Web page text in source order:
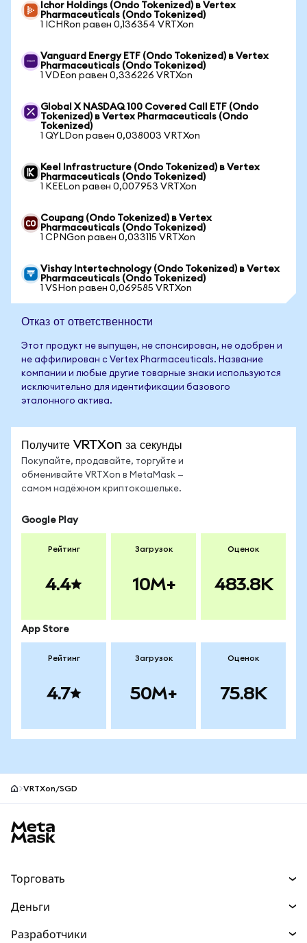
Ichor Holdings (Ondo Tokenized) в Vertex
Pharmaceuticals (Ondo Tokenized)
1 ICHRon равен 0,136354 VRTXon
Vanguard Energy ETF (Ondo Tokenized) в Vertex
Pharmaceuticals (Ondo Tokenized)
1 VDEon равен 0,336226 VRTXon
Global X NASDAQ 100 Covered Call ETF (Ondo
Tokenized) в Vertex Pharmaceuticals (Ondo
Tokenized)
1 QYLDon равен 0,038003 VRTXon
Keel Infrastructure (Ondo Tokenized) в Vertex
Pharmaceuticals (Ondo Tokenized)
1 KEELon равен 0,007953 VRTXon
Coupang (Ondo Tokenized) в Vertex
Pharmaceuticals (Ondo Tokenized)
1 CPNGon равен 0,033115 VRTXon
Vishay Intertechnology (Ondo Tokenized) в Vertex
Pharmaceuticals (Ondo Tokenized)
1 VSHon равен 0,069585 VRTXon
Отказ от ответственности
Этот продукт не выпущен, не спонсирован, не одобрен и
не аффилирован с Vertex Pharmaceuticals. Название
компании и любые другие товарные знаки используются
исключительно для идентификации базового
эталонного актива.
Получите VRTXon за секунды
Покупайте, продавайте, торгуйте и
обменивайте VRTXon в MetaMask —
самом надёжном криптокошельке.
Google Play
Рейтинг
4.4
Загрузок
10M+
Оценок
483.8K
App Store
Рейтинг
4.7
Загрузок
50M+
Оценок
75.8K
VRTXon/SGD
Торговать
Деньги
Разработчики